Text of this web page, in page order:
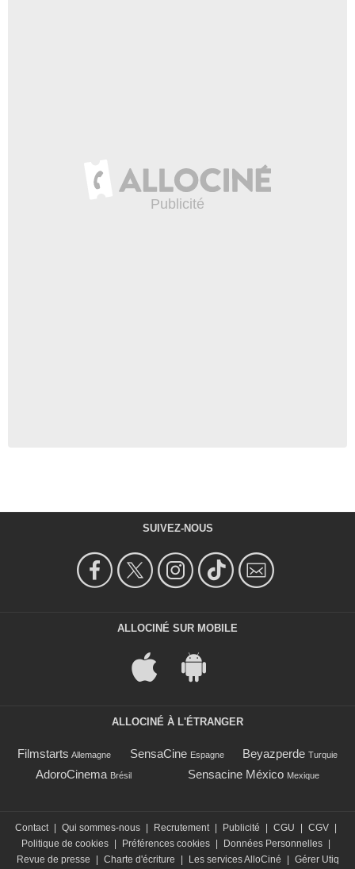
SUIVEZ-NOUS
ALLOCINÉ SUR MOBILE
ALLOCINÉ À L'ÉTRANGER
Filmstarts Allemagne SensaCine Espagne Beyazperde Turquie
AdoroCinema Brésil Sensacine México Mexique
Contact | Qui sommes-nous | Recrutement | Publicité | CGU | CGV |
Politique de cookies | Préférences cookies | Données Personnelles |
Revue de presse
| Charte d'écriture | Les services AlloCiné | Gérer Utiq